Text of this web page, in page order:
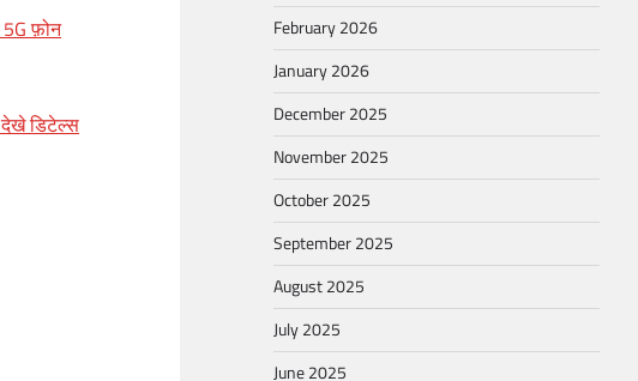
फ़ोन
डिटेल्स
February 2026
January 2026
December 2025
November 2025
October 2025
September 2025
August 2025
July 2025
June 2025